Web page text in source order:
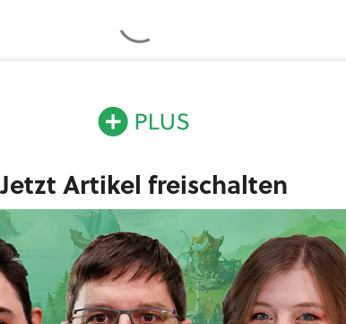
Jetzt Artikel freischalten